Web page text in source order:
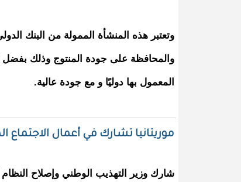
وتعتبر هذه المنشأة الممولة من البنك
والمحافظة على جودة المنتوج وذلك بفضل
المعمول بها دوليًا و مع جودة عالية.
موريتانيا تشارك في أعمال
شارك وزير التهذيب الوطني وإصلاح النظام